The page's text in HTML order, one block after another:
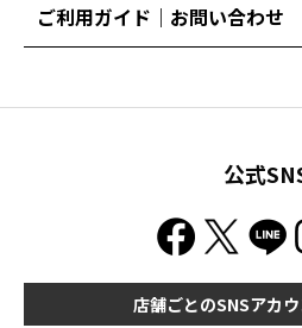
ご利用ガイド｜お問い合わせ
公式
店舗ごとのSNSアカ